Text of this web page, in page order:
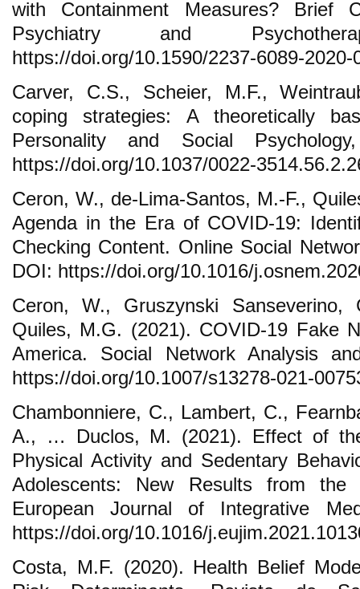
with Containment Measures? Brief
Psychiatry and
https://doi.org/10.1590/2237-6089-2020-
Carver, C.S., Scheier, M.F.,
coping strategies: A theoretically
Personality and Social
https://doi.org/10.1037/0022-
Ceron, W., de-Lima-Santos, M.-F.,
Agenda in the Era of COVID-19:
Checking Content. Online Social
DOI: https://doi.org/10.1016/
Ceron, W., Gruszynski Sanseverino,
Quiles, M.G. (2021). COVID-19 Fake
America. Social Network Analysis
https://doi.org/10.1007/s13278-021-
Chambonniere, C., Lambert, C.,
A., … Duclos, M. (2021). Effect of
Physical Activity and Sedentary
Adolescents: New Results from the
European Journal of Integrative
https://doi.org/10.1016/
Costa, M.F. (2020). Health Belief